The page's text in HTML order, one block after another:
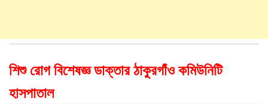
শিশু রোগ বিশেষজ্ঞ ডাক্তার ঠাকুরগাঁও কমিউনিটি
হাসপাতাল